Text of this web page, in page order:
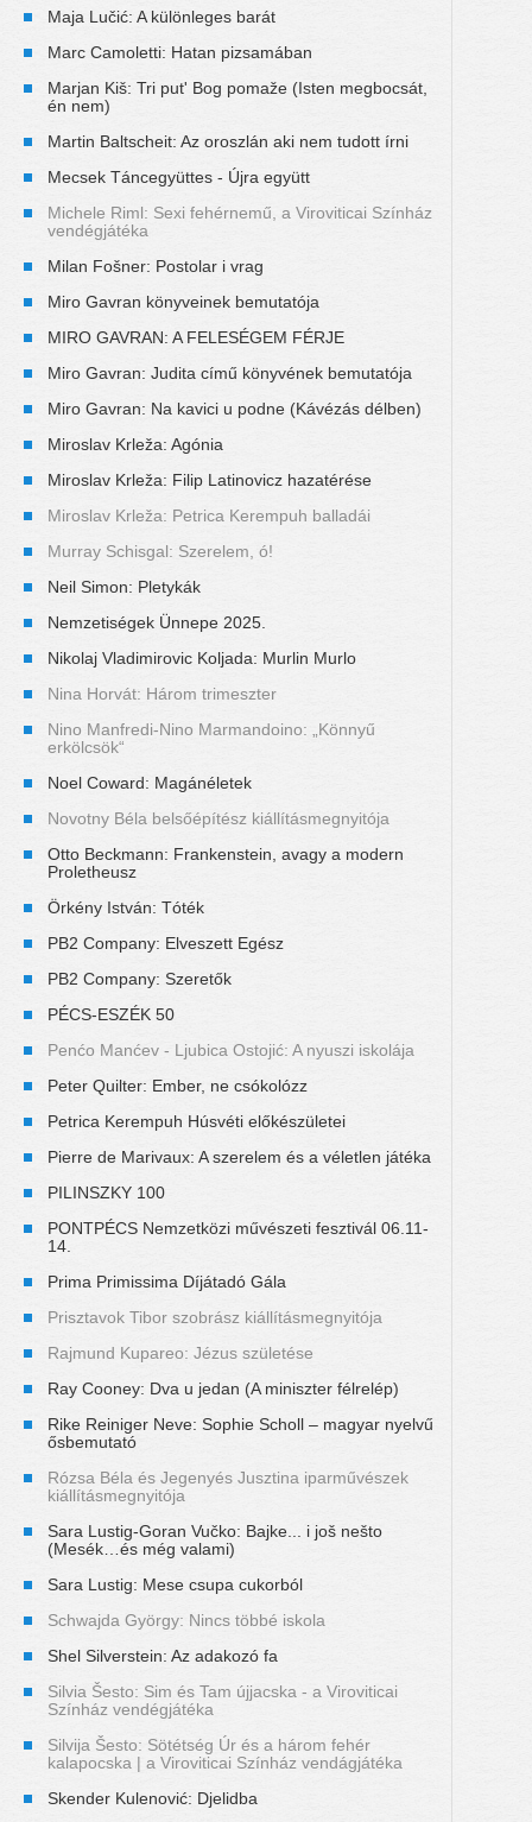
Maja Lučić: A különleges barát
Marc Camoletti: Hatan pizsamában
Marjan Kiš: Tri put' Bog pomaže (Isten megbocsát,
én nem)
Martin Baltscheit: Az oroszlán aki nem tudott írni
Mecsek Táncegyüttes - Újra együtt
Michele Riml: Sexi fehérnemű, a Viroviticai Színház
vendégjátéka
Milan Fošner: Postolar i vrag
Miro Gavran könyveinek bemutatója
MIRO GAVRAN: A FELESÉGEM FÉRJE
Miro Gavran: Judita című könyvének bemutatója
Miro Gavran: Na kavici u podne (Kávézás délben)
Miroslav Krleža: Agónia
Miroslav Krleža: Filip Latinovicz hazatérése
Miroslav Krleža: Petrica Kerempuh balladái
Murray Schisgal: Szerelem, ó!
Neil Simon: Pletykák
Nemzetiségek Ünnepe 2025.
Nikolaj Vladimirovic Koljada: Murlin Murlo
Nina Horvát: Három trimeszter
Nino Manfredi-Nino Marmandoino: „Könnyű
erkölcsök“
Noel Coward: Magánéletek
Novotny Béla belsőépítész kiállításmegnyitója
Otto Beckmann: Frankenstein, avagy a modern
Proletheusz
Örkény István: Tóték
PB2 Company: Elveszett Egész
PB2 Company: Szeretők
PÉCS-ESZÉK 50
Penćo Manćev - Ljubica Ostojić: A nyuszi iskolája
Peter Quilter: Ember, ne csókolózz
Petrica Kerempuh Húsvéti előkészületei
Pierre de Marivaux: A szerelem és a véletlen játéka
PILINSZKY 100
PONTPÉCS Nemzetközi művészeti fesztivál 06.11-
14.
Prima Primissima Díjátadó Gála
Prisztavok Tibor szobrász kiállításmegnyitója
Rajmund Kupareo: Jézus születése
Ray Cooney: Dva u jedan (A miniszter félrelép)
Rike Reiniger Neve: Sophie Scholl – magyar nyelvű
ősbemutató
Rózsa Béla és Jegenyés Jusztina iparművészek
kiállításmegnyitója
Sara Lustig-Goran Vučko: Bajke... i još nešto
(Mesék…és még valami)
Sara Lustig: Mese csupa cukorból
Schwajda György: Nincs többé iskola
Shel Silverstein: Az adakozó fa
Silvia Šesto: Sim és Tam újjacska - a Viroviticai
Színház vendégjátéka
Silvija Šesto: Sötétség Úr és a három fehér
kalapocska | a Viroviticai Színház vendágjátéka
Skender Kulenović: Djelidba